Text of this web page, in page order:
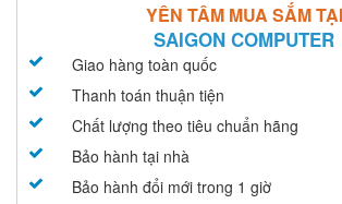
YÊN TÂM MUA SẮM TẠI
SAIGON COMPUTER
Giao hàng toàn quốc
Thanh toán thuận tiện
Chất lượng theo tiêu chuẩn hãng
Bảo hành tại nhà
Bảo hành đổi mới trong 1 giờ